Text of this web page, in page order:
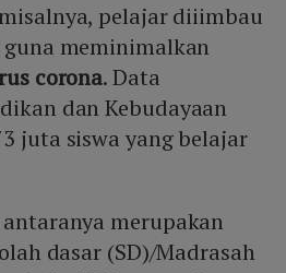
pelajar diiimbau
meminimalkan
corona. Data
dan Kebudayaan
juta siswa yang belajar
merupakan
dasar (SD)/Madrasah